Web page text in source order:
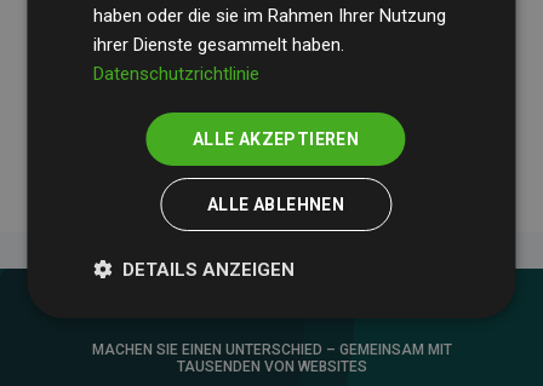
Ihre Prüfungen belegen, dass unsere Investitionen in
Klimaschutzprojekte im Durchschnitt
geschätzten CO₂-Emissionen
Websites kompensieren – ein klarer Nachweis für die
messbare Klimawirkung unseres Ansatzes.
MACHEN SIE EINEN UNTERSCHIED – GEMEINSAM MIT
TAUSENDEN VON WEBSITES
haben oder die sie im Rahmen Ihrer Nutzung
ihrer Dienste gesammelt haben.
Datenschutzrichtlinie
ALLE AKZEPTIEREN
ALLE ABLEHNEN
DETAILS ANZEIGEN